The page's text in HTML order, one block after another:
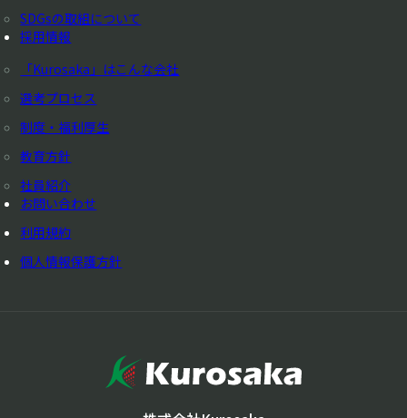
SDGsの取組について
採用情報
「Kurosaka」はこんな会社
選考プロセス
制度・福利厚生
教育方針
社員紹介
お問い合わせ
利用規約
個人情報保護方針